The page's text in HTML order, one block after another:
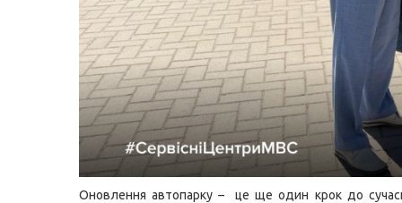
Оновлення автопарку – це ще один крок до